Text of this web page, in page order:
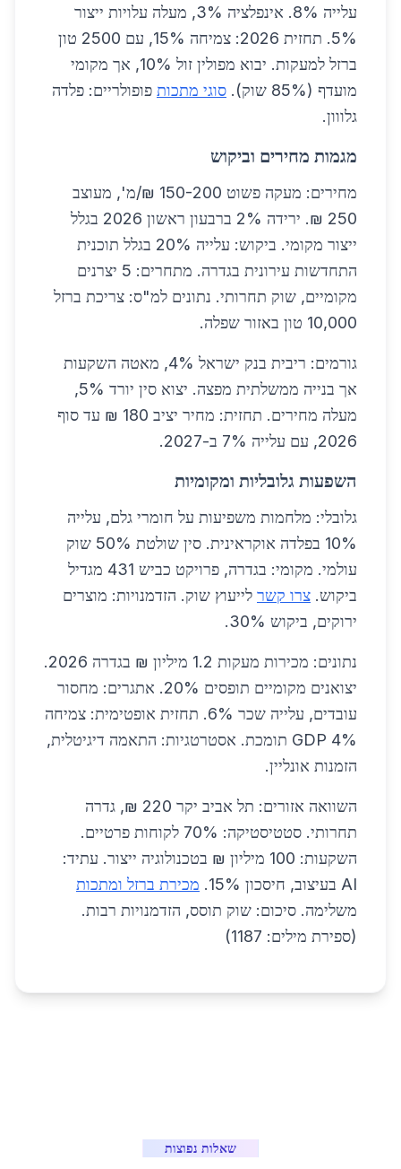
עלייה 8%. אינפלציה 3%, מעלה עלויות ייצור
5%. תחזית 2026: צמיחה 15%, עם 2500 טון
ברזל למעקות. יבוא מפולין זול 10%, אך מקומי
מועדף (85% שוק).
סוגי מתכות פופולריים: פלדה
גלווון.
מגמות מחירים וביקוש
מחירים: מעקה פשוט 150-200 ₪/מ', מעוצב
250 ₪. ירידה 2% ברבעון ראשון 2026 בגלל
ייצור מקומי. ביקוש: עלייה 20% בגלל תוכנית
התחדשות עירונית בגדרה. מתחרים: 5 יצרנים
מקומיים, שוק תחרותי. נתונים למ"ס: צריכת ברזל
10,000 טון באזור שפלה.
גורמים: ריבית בנק ישראל 4%, מאטה השקעות
אך בנייה ממשלתית מפצה. יצוא סין יורד 5%,
מעלה מחירים. תחזית: מחיר יציב 180 ₪ עד סוף
2026, עם עלייה 7% ב-2027.
השפעות גלובליות ומקומיות
גלובלי: מלחמות משפיעות על חומרי גלם, עלייה
10% בפלדה אוקראינית. סין שולטת 50% שוק
עולמי. מקומי: בגדרה, פרויקט כביש 431 מגדיל
ביקוש. צרו קשר לייעוץ שוק. הזדמנויות: מוצרים
ירוקים, ביקוש 30%.
נתונים: מכירות מעקות 1.2 מיליון ₪ בגדרה 2026.
יצואנים מקומיים תופסים 20%. אתגרים: מחסור
עובדים, עלייה שכר 6%. תחזית אופטימית: צמיחה
GDP 4% תומכת. אסטרטגיות: התאמה דיגיטלית,
הזמנות אונליין.
השוואה אזורים: תל אביב יקר 220 ₪, גדרה
תחרותי. סטטיסטיקה: 70% לקוחות פרטיים.
השקעות: 100 מיליון ₪ בטכנולוגיה ייצור. עתיד:
AI בעיצוב, חיסכון 15%.
מכירת ברזל ומתכות
משלימה. סיכום: שוק תוסס, הזדמנויות רבות.
(ספירת מילים: 1187)
שאלות נפוצות